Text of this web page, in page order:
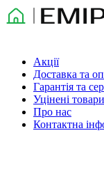
Акції
Доставка та
Гарантія та
Уцінені товари
Про нас
Контактна